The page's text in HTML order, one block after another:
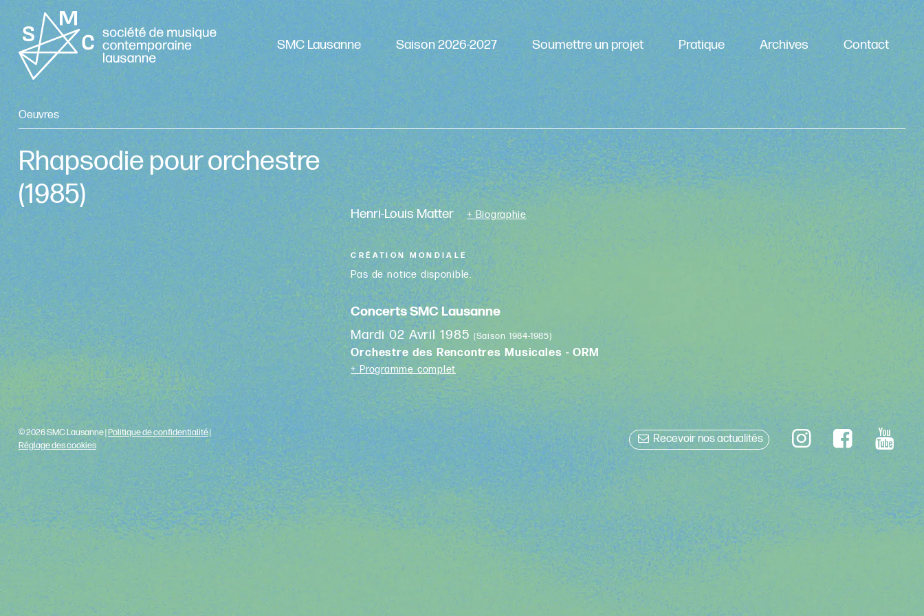
SMC Lausanne Saison 2026-2027 Soumettre un projet Pratique Archives Contact
Oeuvres
Rhapsodie pour orchestre
(1985)
Henri-Louis Matter + Biographie
CRÉATION MONDIALE
Pas de notice disponible.
Concerts SMC Lausanne
Mardi 02 Avril 1985 (Saison 1984-1985)
Orchestre des Rencontres Musicales - ORM
+ Programme complet
Recevoir nos actualités
© 2026 SMC Lausanne |Politique de confidentialité|
Réglage des cookies